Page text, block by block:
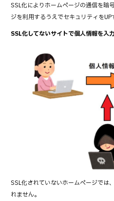
SSL化によりホームページの通信を暗
ジを利用するうえでセキュリティをUP
SSL化してないサイトで個人情報を入
SSL化されていないホームページでは
れません。